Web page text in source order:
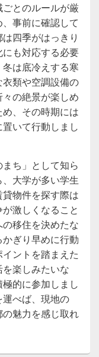
とのルールが厳
事前に確認して
四季がはっきり
も対応する必要
は底冷えする寒
類や空調設備の
の絶景が楽しめ
、その時期には
いて行動しまし
ち」として知ら
大学が多い学生
物件を探す際は
激しくなること
移住を決めたな
ぎり早めに行動
ントを踏まえた
楽しみたいな
的に参加しまし
べば、現地の
魅力を感じ取れ